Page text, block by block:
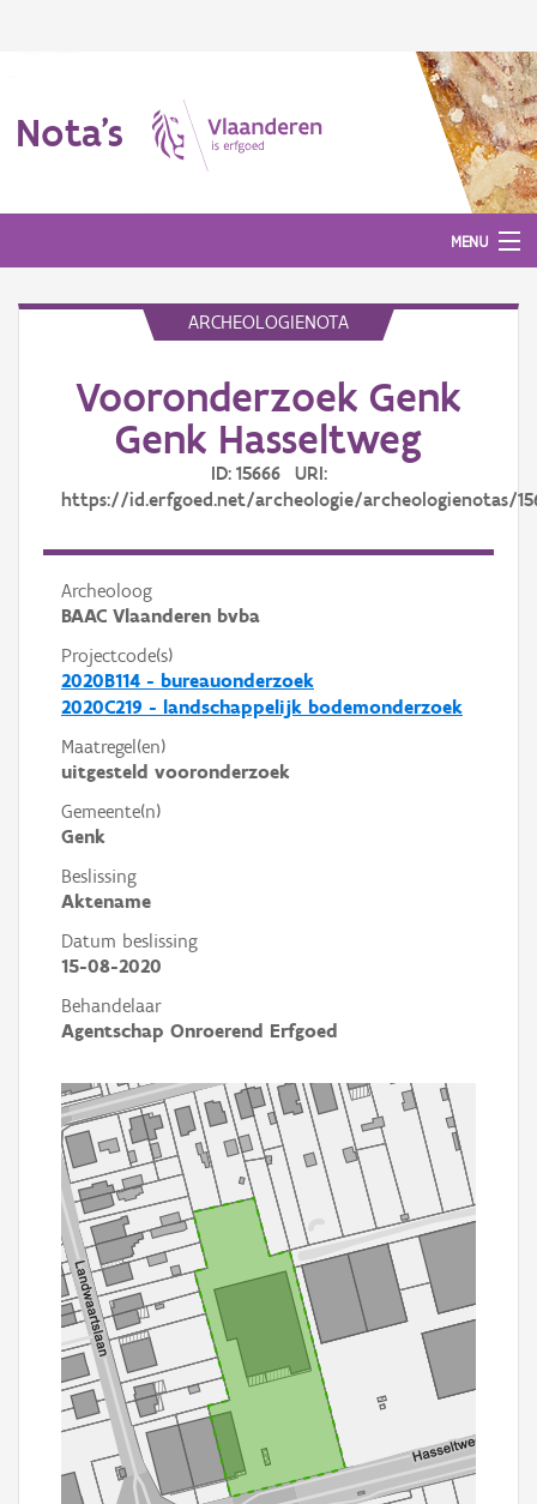
Nota's
MENU
Aanmelden
ARCHEOLOGIENOTA
Vooronderzoek Genk
Genk Hasseltweg
ID: 15666 URI:
https://id.erfgoed.net/archeologie/archeologienotas/
Archeoloog
BAAC Vlaanderen bvba
Projectcode(s)
2020B114 - bureauonderzoek
2020C219 - landschappelijk bodemonderzoek
Maatregel(en)
uitgesteld vooronderzoek
Gemeente(n)
Genk
Beslissing
Aktename
Datum beslissing
15-08-2020
Behandelaar
Agentschap Onroerend Erfgoed